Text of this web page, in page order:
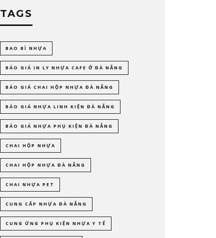
TAGS
BAO BÌ NHỰA
BÁO GIÁ IN LY NHỰA CAFE Ở ĐÀ NẴNG
BÁO GIÁ CHAI HỘP NHỰA ĐÀ NẴNG
BÁO GIÁ NHỰA LINH KIỆN ĐÀ NẴNG
BÁO GIÁ NHỰA PHỤ KIỆN ĐÀ NẴNG
CHAI HỘP NHỰA
CHAI HỘP NHỰA ĐÀ NẴNG
CHAI NHỰA PET
CUNG CẤP NHỰA ĐÀ NẴNG
CUNG ỨNG PHỤ KIỆN NHỰA Y TẾ